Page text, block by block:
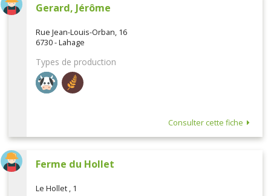
Gerard, Jérôme
Rue Jean-Louis-Orban, 16
6730 - Lahage
Types de production
Consulter cette fiche
Ferme du Hollet
Le Hollet , 1